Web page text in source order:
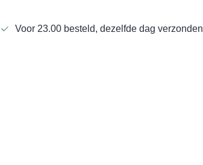
Voor 23.00 besteld, dezelfde dag verzonden